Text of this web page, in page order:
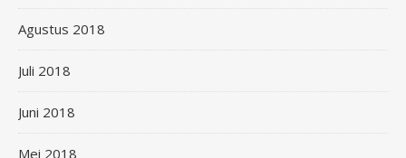
Agustus 2018
Juli 2018
Juni 2018
Mei 2018